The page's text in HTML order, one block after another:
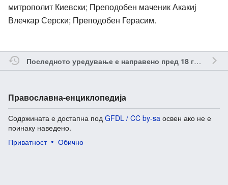
митрополит Киевски; Преподобен маченик Акакиј
Влечкар Серски; Преподобен Герасим.
Последното уредување е направено пред 18 години од
Православна-енциклопедија
Содржината е достапна под GFDL / CC by-sa освен ако не е
поинаку наведено.
Приватност
Обично